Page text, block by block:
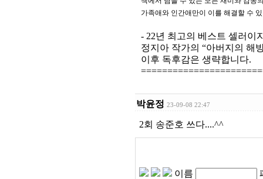
가족애와 인간애만이 이를 해결할 수
- 22년 최고의 베스트 셀러이
정지아 작가의 “아버지의 해
이후 독후감은 생략합니다.
박윤정 23-09-08 22:47
2회 송준호 쓰다....^^
이름